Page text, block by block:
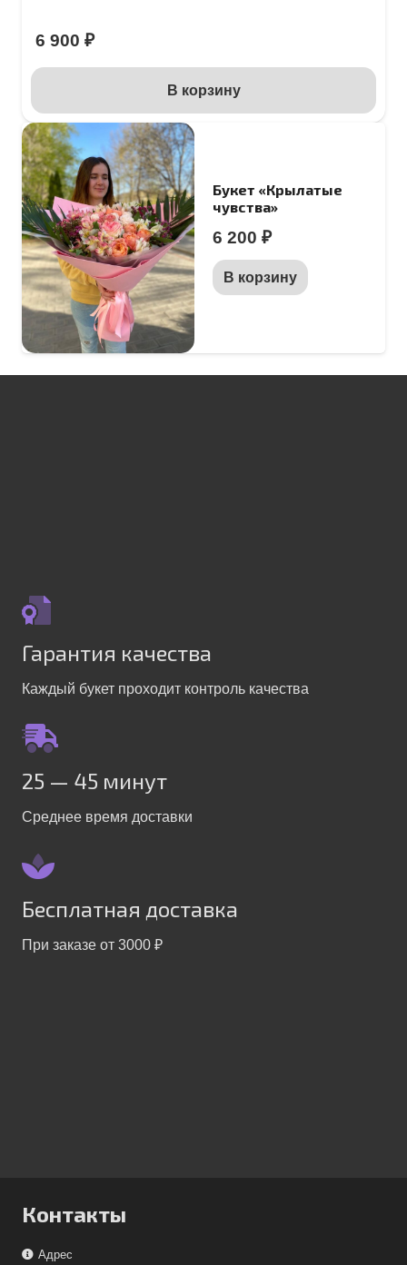
6 900 ₽
В корзину
Букет «Крылатые
чувства»
6 200 ₽
В корзину
Гарантия качества
Каждый букет проходит контроль качества
25 — 45 минут
Среднее время доставки
Бесплатная доставка
При заказе от 3000 ₽
Контакты
Адрес